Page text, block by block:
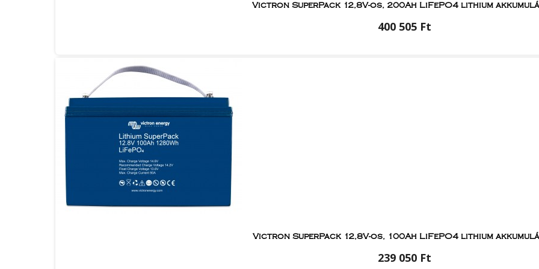
Victron SuperPack 12,8V-os, 200Ah LiFePO4 lithium
400 505 Ft
Victron SuperPack 12,8V-os, 100Ah LiFePO4 lithium
239 050 Ft